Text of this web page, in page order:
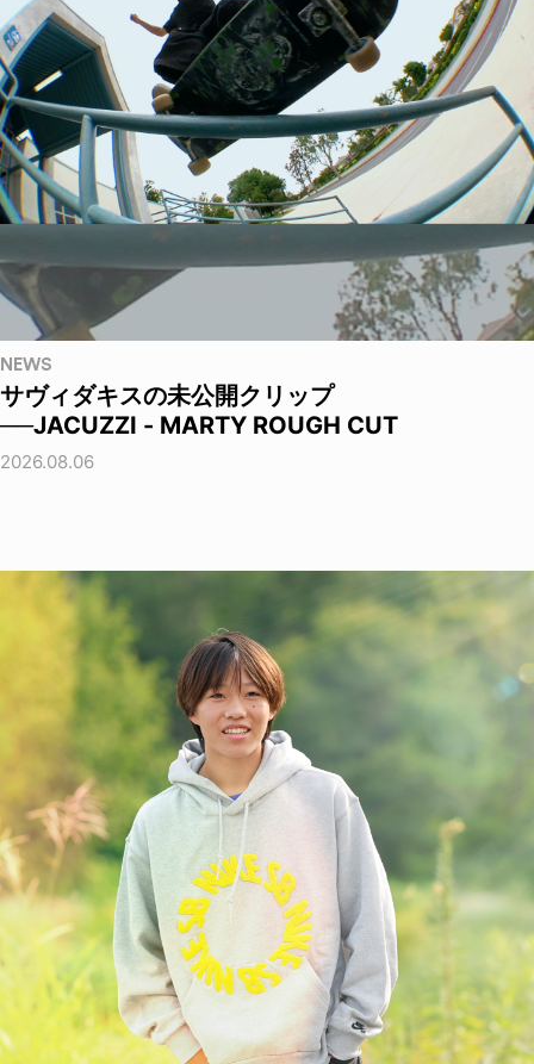
NEWS
サヴィダキスの未公開クリップ
──JACUZZI - MARTY ROUGH CUT
2026.08.06